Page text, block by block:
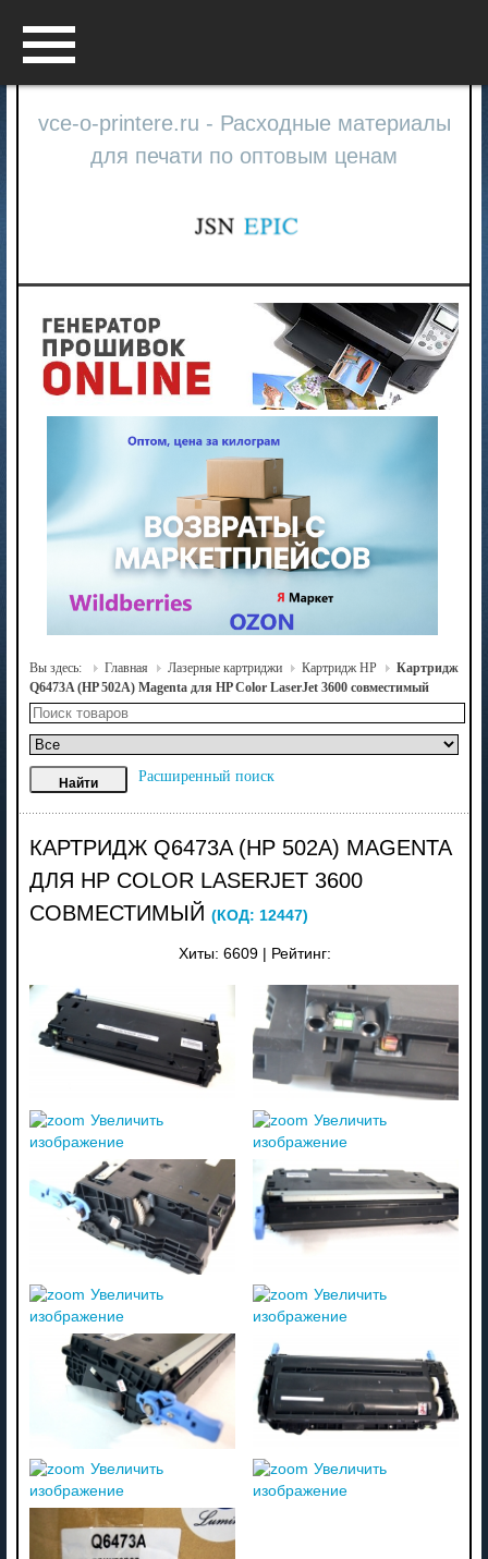
vce-o-printere.ru - Расходные материалы
для печати по оптовым ценам
Вы здесь: Главная Лазерные картриджи Картридж HP
Картридж
Q6473A (HP 502A) Magenta для HP Color LaserJet 3600 совместимый
Расширенный поиск
КАРТРИДЖ Q6473A (HP 502A) MAGENTA
ДЛЯ HP COLOR LASERJET 3600
СОВМЕСТИМЫЙ (КОД: 12447)
Хиты: 6609 Рейтинг:
Увеличить
изображение
Увеличить
изображение
Увеличить
изображение
Увеличить
изображение
Увеличить
изображение
Увеличить
изображение